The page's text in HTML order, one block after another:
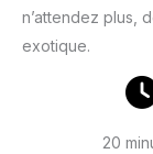
n’attendez plus,
exotique.
20